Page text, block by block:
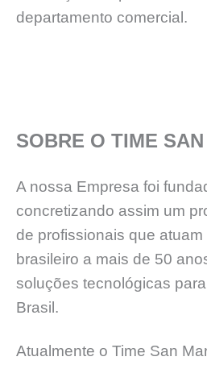
departamento comercial.
SOBRE O TIME
A nossa Empresa foi
concretizando assim um
de profissionais que
brasileiro a mais de 50
soluções tecnológicas
Brasil.
Atualmente o Time San